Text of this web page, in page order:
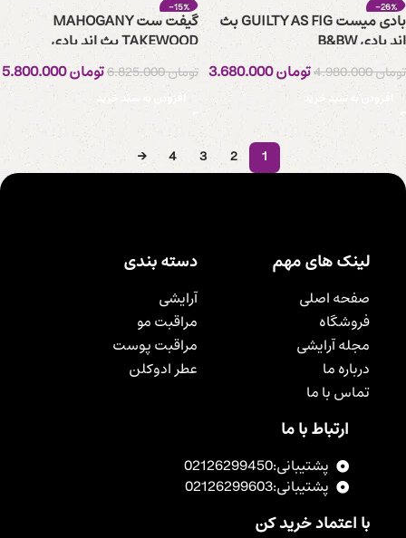
-26%
بادی میست GUILTY AS FIG بث
اند بادی B&BW
تومان4.980.000 تومان3.680.000
افزودن به سبد خرید
-15%
گیفت ست MAHOGANY
TAKEWOOD بث اند بادی
تومان6.825.000 تومان5.800.000
افزودن به سبد خرید
1
2
3
4
→
لینک های مهم
صفحه اصلی
فروشگاه
مجله آرایشی
درباره ما
تماس با ما
دسته بندی
آرایشی
مراقبت مو
مراقبت پوست
عطر ادوکلن
ارتباط با ما
پشتیبانی:02126299450
پشتیبانی:02126299603
با اعتماد خرید کن